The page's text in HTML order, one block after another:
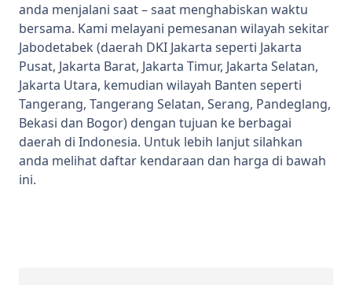
anda menjalani saat – saat menghabiskan waktu
bersama. Kami melayani pemesanan wilayah sekitar
Jabodetabek (daerah DKI Jakarta seperti Jakarta
Pusat, Jakarta Barat, Jakarta Timur, Jakarta Selatan,
Jakarta Utara, kemudian wilayah Banten seperti
Tangerang, Tangerang Selatan, Serang, Pandeglang,
Bekasi dan Bogor) dengan tujuan ke berbagai
daerah di Indonesia. Untuk lebih lanjut silahkan
anda melihat daftar kendaraan dan harga di bawah
ini.